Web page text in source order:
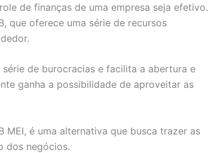
de finanças de uma empresa seja efetivo.
que oferece uma série de recursos
de burocracias e facilita a abertura e
ganha a possibilidade de aproveitar as
MEI, é uma alternativa que busca trazer as
dos negócios.